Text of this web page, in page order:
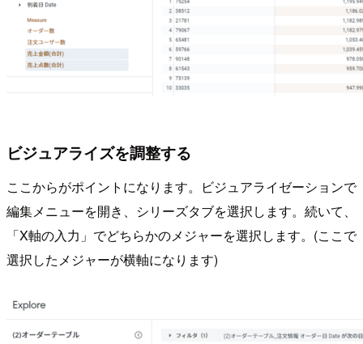
ビジュアライズを調整する
ここからがポイントになります。ビジュアライゼーションで
編集メニューを開き、シリーズタブを選択します。続いて、
「X軸の入力」でどちらかのメジャーを選択します。(ここで
選択したメジャーが横軸になります)